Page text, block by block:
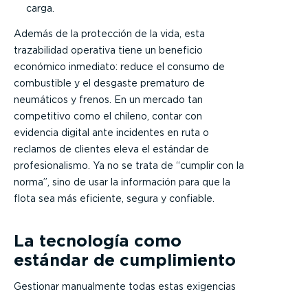
carga.
Además de la protección de la vida, esta
trazabilidad operativa tiene un beneficio
económico inmediato: reduce el consumo de
combustible y el desgaste prematuro de
neumáticos y frenos. En un mercado tan
competitivo como el chileno, contar con
evidencia digital ante incidentes en ruta o
reclamos de clientes eleva el estándar de
profesionalismo. Ya no se trata de “cumplir con la
norma”, sino de usar la información para que la
flota sea más eficiente, segura y confiable.
La tecnología como
estándar de cumplimiento
Gestionar manualmente todas estas exigencias